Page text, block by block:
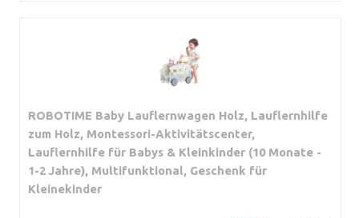
ROBOTIME Baby Lauflernwagen Holz, Lauflernhilfe
zum Holz, Montessori-Aktivitätscenter,
Lauflernhilfe für Babys & Kleinkinder (10 Monate -
1-2 Jahre), Multifunktional, Geschenk für
Kleinekinder